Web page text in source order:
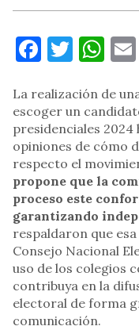
La realización de
escoger un
presidenciales 2024
opiniones de cómo
respecto el
propone que la
proceso este
garantizando
respaldaron que
Consejo Nacional
uso de los colegios
contribuya en la
electoral de forma
comunicación.